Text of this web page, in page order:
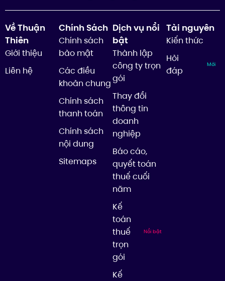
Về Thuận
Thiên
Giới thiệu
Liên hệ
Chính Sách
Chính sách
bảo mật
Các điều
khoản chung
Chính sách
thanh toán
Chính sách
nội dung
Sitemaps
Dịch vụ nổi
bật
Thành lập
công ty trọn
gói
Thay đổi
thông tin
doanh
nghiệp
Báo cáo,
quyết toán
thuế cuối
năm
Kế
toán
thuế
trọn
gói
Nổi bật
Kế
Tài nguyên
Kiến thức
Hỏi
đáp
Mới